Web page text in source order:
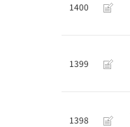
1400
1399
1398